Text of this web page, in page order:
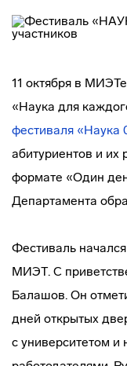
11 октября в
«Наука для
фестиваля «Наука
абитуриентов и
формате «Один
Департамента
Фестиваль
МИЭТ. С
Балашов. Он
дней открытых
с университетом и